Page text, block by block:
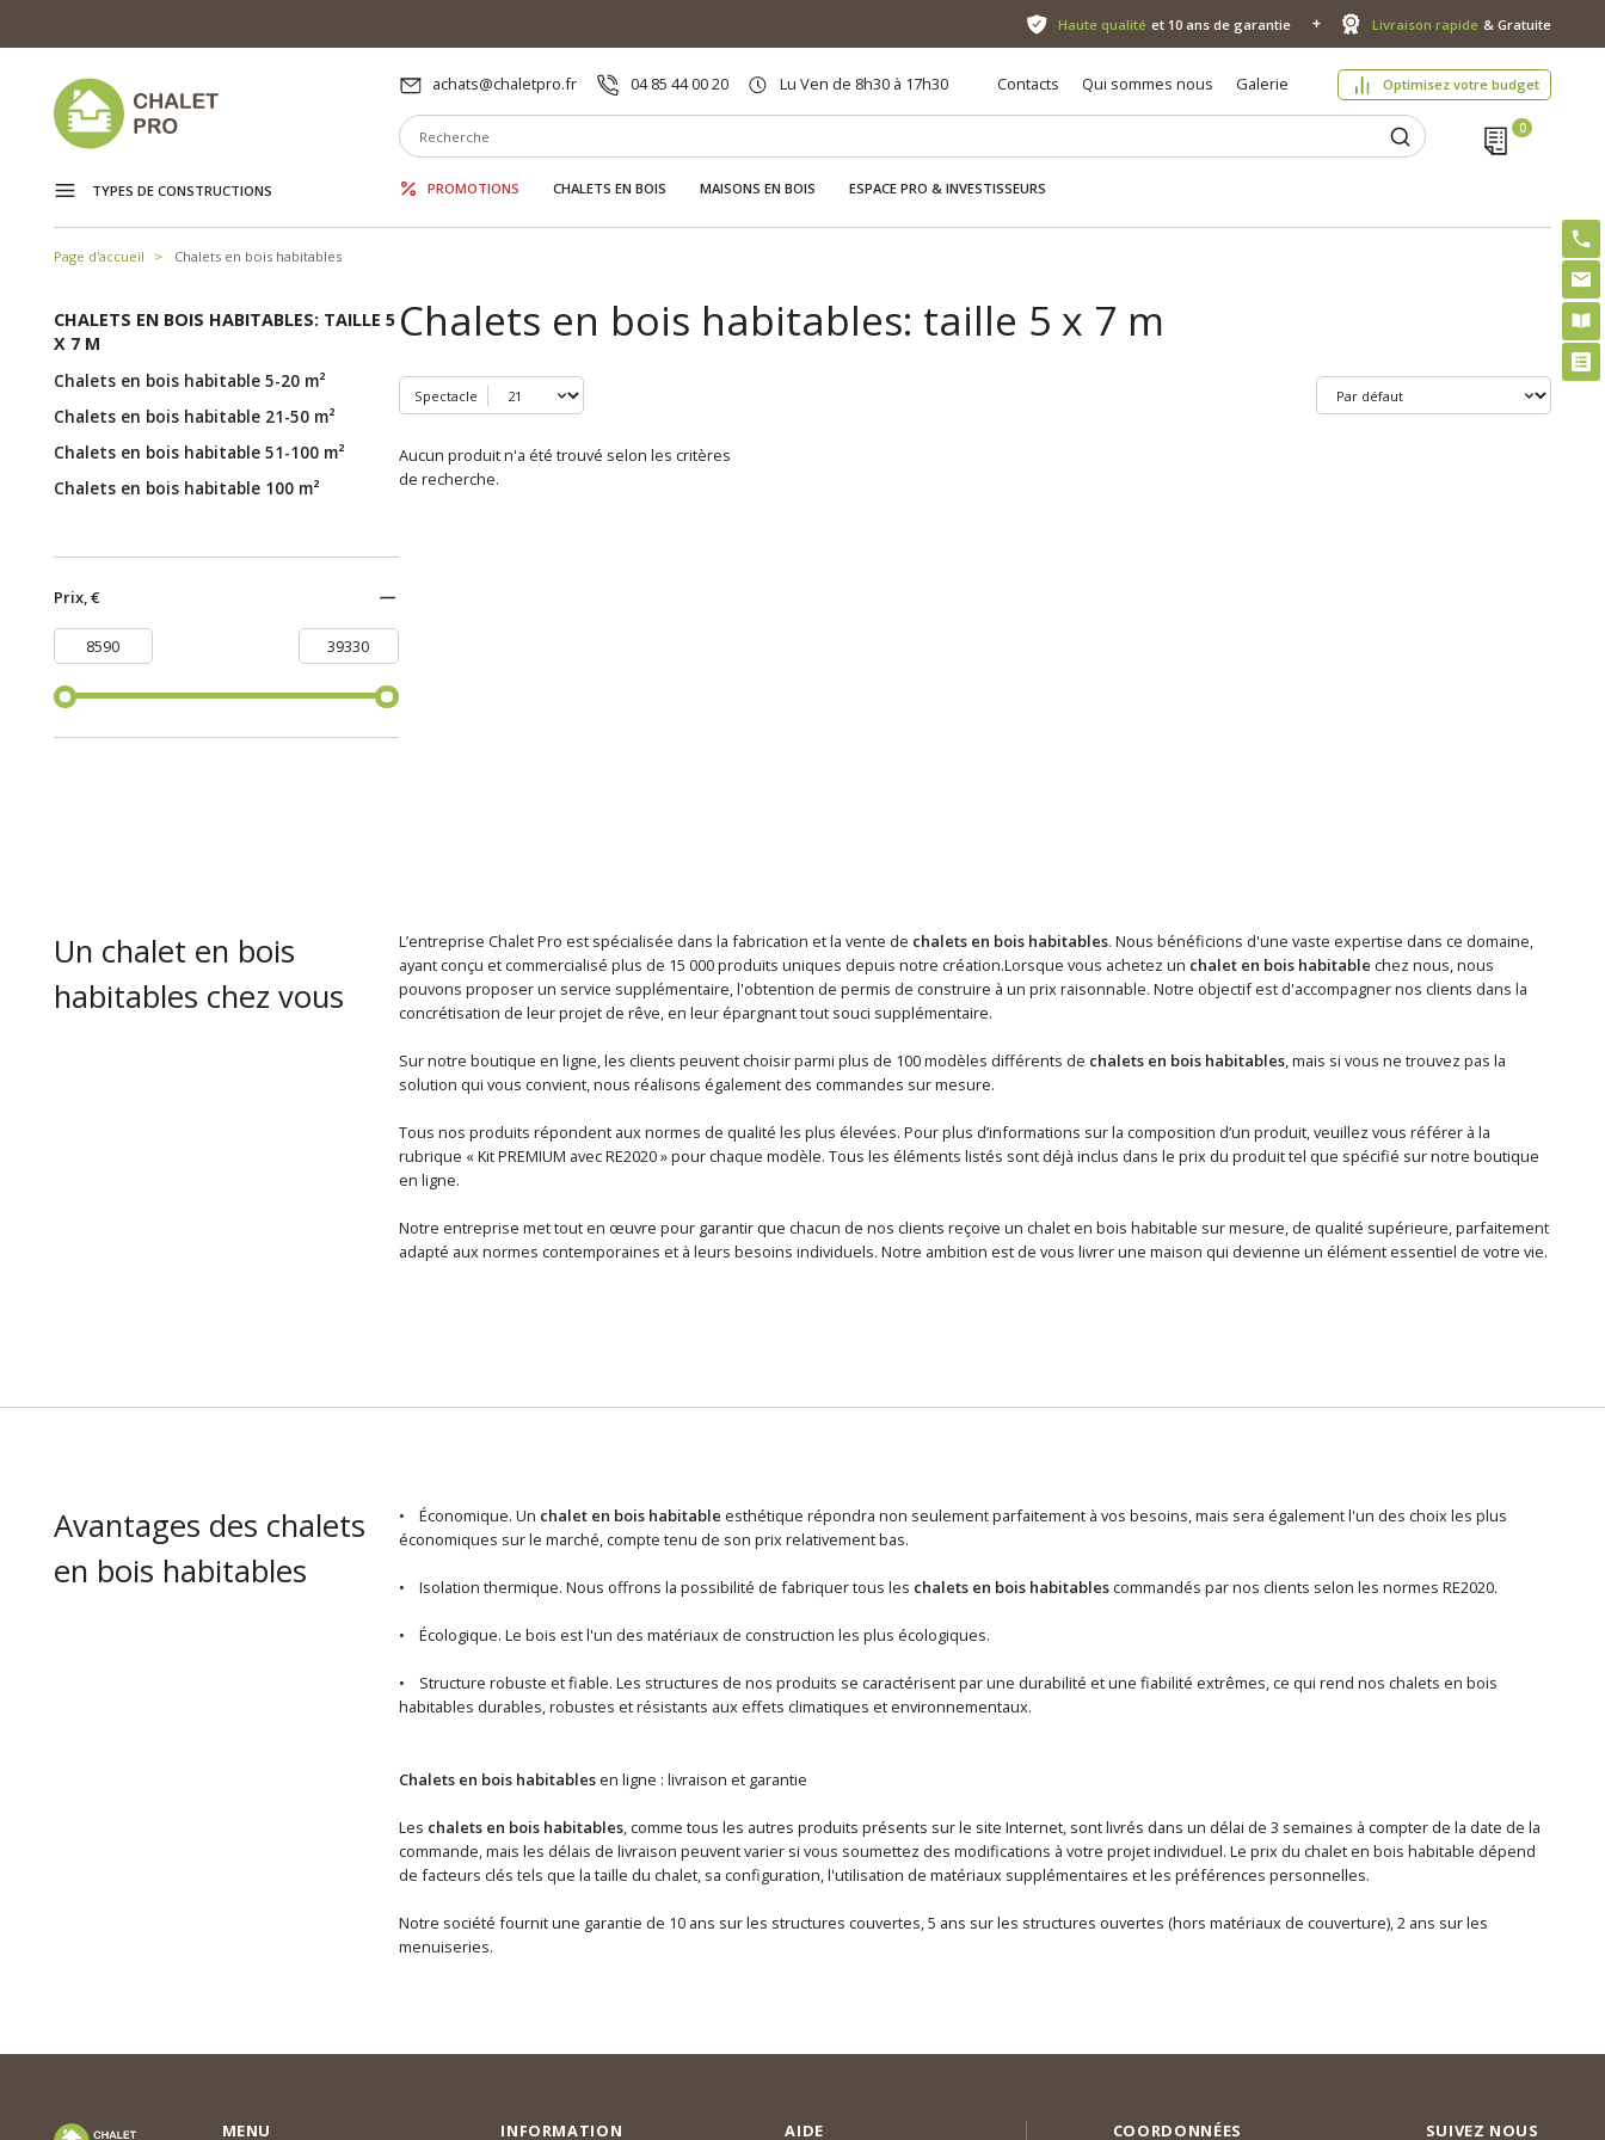
Haute qualité et 10 ans de garantie Livraison rapide & Gratuite
achats@chaletpro.fr 04 85 44 00 20 Lu Ven de 8h30 à 17h30 Contacts Qui sommes nous Galerie Optimisez votre budget
TYPES DE CONSTRUCTIONS PROMOTIONS CHALETS EN BOIS MAISONS EN BOIS ESPACE PRO & INVESTISSEURS
Page d'accueil Chalets en bois habitables
CHALETS EN BOIS HABITABLES: TAILLE 5
X 7 M
Chalets en bois habitable 5-20 m²
Chalets en bois habitable 21-50 m²
Chalets en bois habitable 51-100 m²
Chalets en bois habitable 100 m²
Prix, €
Chalets en bois habitables: taille 5 x 7 m
Spectacle
Aucun produit n'a été trouvé selon les critères
de recherche.
Un chalet en bois
habitables chez vous
L’entreprise Chalet Pro est spécialisée dans la fabrication et la vente de chalets en bois habitables. Nous bénéficions d'une vaste expertise dans ce domaine,
ayant conçu et commercialisé plus de 15 000 produits uniques depuis notre création.Lorsque vous achetez un chalet en bois habitable chez nous, nous
pouvons proposer un service supplémentaire, l'obtention de permis de construire à un prix raisonnable. Notre objectif est d'accompagner nos clients dans la
concrétisation de leur projet de rêve, en leur épargnant tout souci supplémentaire.
Sur notre boutique en ligne, les clients peuvent choisir parmi plus de 100 modèles différents de chalets en bois habitables, mais si vous ne trouvez pas la
solution qui vous convient, nous réalisons également des commandes sur mesure.
Tous nos produits répondent aux normes de qualité les plus élevées. Pour plus d’informations sur la composition d’un produit, veuillez vous référer à la
rubrique « Kit PREMIUM avec RE2020 » pour chaque modèle. Tous les éléments listés sont déjà inclus dans le prix du produit tel que spécifié sur notre boutique
en ligne.
Notre entreprise met tout en œuvre pour garantir que chacun de nos clients reçoive un chalet en bois habitable sur mesure, de qualité supérieure, parfaitement
adapté aux normes contemporaines et à leurs besoins individuels. Notre ambition est de vous livrer une maison qui devienne un élément essentiel de votre vie.
Avantages des chalets
en bois habitables
• Économique. Un chalet en bois habitable esthétique répondra non seulement parfaitement à vos besoins, mais sera également l'un des choix les plus
économiques sur le marché, compte tenu de son prix relativement bas.
• Isolation thermique. Nous offrons la possibilité de fabriquer tous les chalets en bois habitablescommandés par nos clients selon les normes RE2020.
• Écologique. Le bois est l'un des matériaux de construction les plus écologiques.
• Structure robuste et fiable. Les structures de nos produits se caractérisent par une durabilité et une fiabilité extrêmes, ce qui rend nos chalets en bois
habitables durables, robustes et résistants aux effets climatiques et environnementaux.
Chalets en bois habitablesen ligne : livraison et garantie
Les chalets en bois habitables, comme tous les autres produits présents sur le site Internet, sont livrés dans un délai de 3 semaines à compter de la date de la
commande, mais les délais de livraison peuvent varier si vous soumettez des modifications à votre projet individuel. Le prix du chalet en bois habitable dépend
de facteurs clés tels que la taille du chalet, sa configuration, l'utilisation de matériaux supplémentaires et les préférences personnelles.
Notre société fournit une garantie de 10 ans sur les structures couvertes, 5 ans sur les structures ouvertes (hors matériaux de couverture), 2 ans sur les
menuiseries.
MENU INFORMATION AIDE COORDONNÉES SUIVEZ NOUS